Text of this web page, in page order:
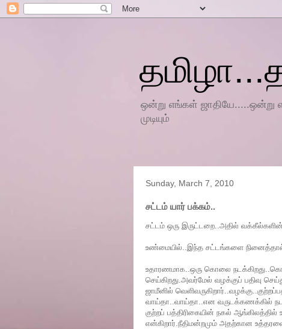
ஒன்று எங்கள் ஜாதியே.....ஒன்று
முடியும்
Sunday, March 7, 2010
சட்டம் யார் பக்கம்..
சட்டம் ஒரு இருட்டறை..அதில்
உண்மையில்..இந்த சட்டங்களை நினைத்தால்
உதாரணமாக..ஒரு கொலை
செய்கிறது.அவர்மேல் வழக்குப் பதிவு
ஜாமீனில்
வாய்தா..வாய்தா..என வருடக்கணக்கில்
குற்றப் பத்திரிகையின் நகல்
என்கிறார்.நீதிமன்றமும் அதற்கான